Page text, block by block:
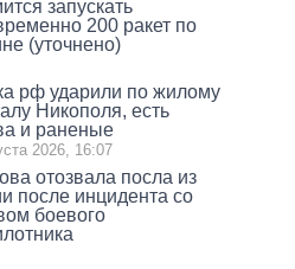
запускать
200 ракет по
(уточнено)
рф ударили по жилому
Никополя, есть
и раненые
2026, 16:07
отозвала посла из
после инцидента со
боевого